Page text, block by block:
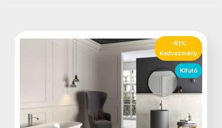
-61%
Kedvezmény
Kifutó